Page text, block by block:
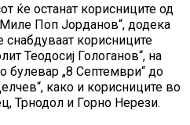
ќе останат корисниците од
Поп Јорданов“, додека
снабдуваат корисниците
Теодосиј Гологанов“, на
булевар „8 Септември“ до
како и корисниците во
Трнодол и Горно Нерези.